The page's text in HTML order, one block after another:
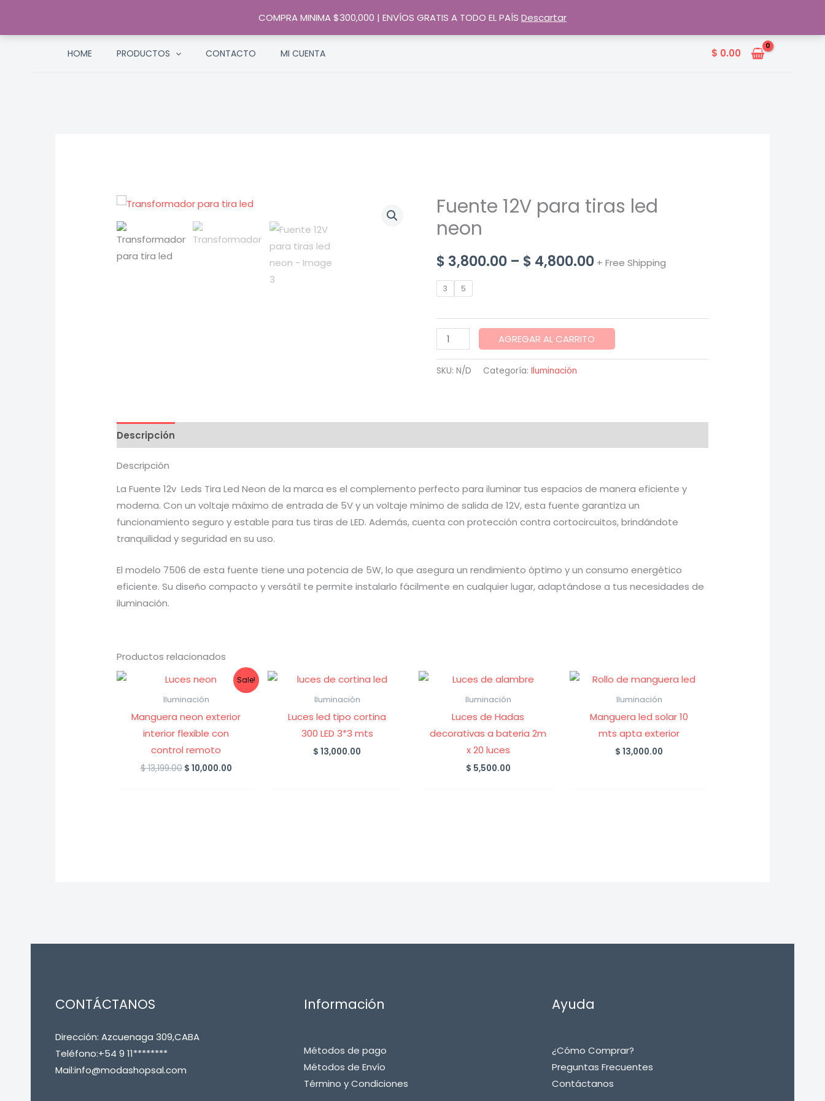
COMPRA MINIMA $300,000 | ENVÍOS GRATIS A TODO EL PAÍS Descartar
HOME PRODUCTOS CONTACTO MI CUENTA $ 0.00
Fuente 12V para tiras led
neon
$ 3,800.00 – $ 4,800.00Price
through
$ 4,800.00
+ Free Shipping
3 5
Fuente
12V
para
AGREGAR AL CARRITO
SKU: N/D Categoría: Iluminación
Descripción
Descripción
La Fuente 12v Leds Tira Led Neon de la marca es el complemento perfecto para iluminar tus espacios de manera eficiente y
moderna. Con un voltaje máximo de entrada de 5V y un voltaje mínimo de salida de 12V, esta fuente garantiza un
funcionamiento seguro y estable para tus tiras de LED. Además, cuenta con protección contra cortocircuitos, brindándote
tranquilidad y seguridad en su uso.
El modelo 7506 de esta fuente tiene una potencia de 5W, lo que asegura un rendimiento óptimo y un consumo energético
eficiente. Su diseño compacto y versátil te permite instalarlo fácilmente en cualquier lugar, adaptándose a tus necesidades de
iluminación.
Productos relacionados
Sale!
Iluminación
Manguera neon exterior
interior flexible con
control remoto
$13,199.00 Original
$ 10,000.00Current
Iluminación
Luces led tipo cortina
300 LED 3*3 mts
$ 13,000.00
Iluminación
Luces de Hadas
decorativas a bateria 2m
x 20 luces
$ 5,500.00
Iluminación
Manguera led solar 10
mts apta exterior
$ 13,000.00
CONTÁCTANOS
Dirección: Azcuenaga 309,CABA
Teléfono:+54 9 11********
Mail:info@modashopsal.com
Información
Métodos de pago
Métodos de Envío
Término y Condiciones
Ayuda
¿Cómo Comprar?
Preguntas Frecuentes
Contáctanos